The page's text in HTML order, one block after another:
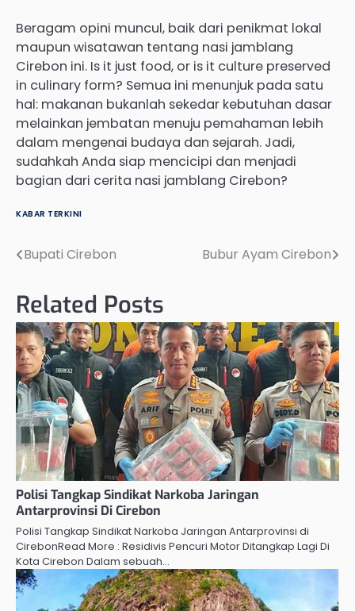
Beragam opini muncul, baik dari penikmat lokal
maupun wisatawan tentang nasi jamblang
Cirebon ini. Is it just food, or is it culture preserved
in culinary form? Semua ini menunjuk pada satu
hal: makanan bukanlah sekedar kebutuhan dasar
melainkan jembatan menuju pemahaman lebih
dalam mengenai budaya dan sejarah. Jadi,
sudahkah Anda siap mencicipi dan menjadi
bagian dari cerita nasi jamblang Cirebon?
KABAR TERKINI
Post
Bupati Cirebon Bubur Ayam Cirebon
Related Posts
Polisi Tangkap Sindikat Narkoba Jaringan
Antarprovinsi Di Cirebon
Polisi Tangkap Sindikat Narkoba Jaringan Antarprovinsi di
CirebonRead More : Residivis Pencuri Motor Ditangkap Lagi Di
Kota Cirebon Dalam sebuah…